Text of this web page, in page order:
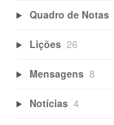
Quadro de Notas
Lições 26
Mensagens 8
Notícias 4